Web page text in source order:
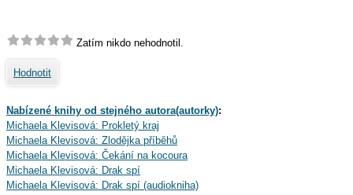
Zatím nikdo nehodnotil.
Hodnotit
Nabízené knihy od stejného autora(autorky):
Michaela Klevisová: Prokletý kraj
Michaela Klevisová: Zlodějka příběhů
Michaela Klevisová: Čekání na kocoura
Michaela Klevisová: Drak spí
Michaela Klevisová: Drak spí (audiokniha)